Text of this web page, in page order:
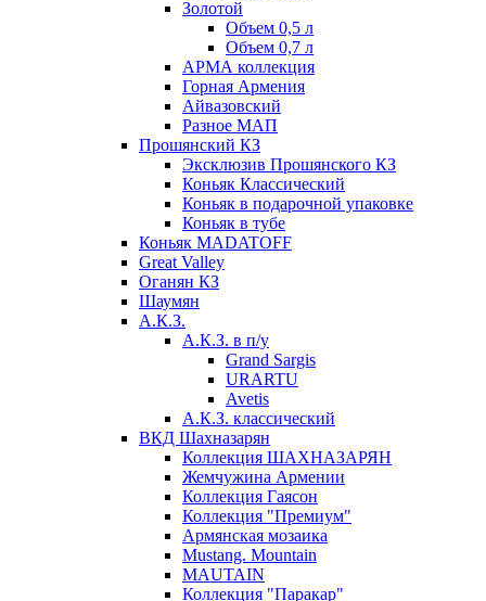
Золотой
Объем 0,5 л
Объем 0,7 л
АРМА коллекция
Горная Армения
Айвазовский
Разное МАП
Прошянский КЗ
Эксклюзив Прошянского КЗ
Коньяк Классический
Коньяк в подарочной упаковке
Коньяк в тубе
Коньяк MADATOFF
Great Valley
Оганян КЗ
Шаумян
А.К.З.
А.К.З. в п/у
Grand Sargis
URARTU
Avetis
А.К.З. классический
ВКД Шахназарян
Коллекция ШАХНАЗАРЯН
Жемчужина Армении
Коллекция Гаясон
Коллекция "Премиум"
Армянская мозаика
Mustang. Mountain
MAUTAIN
Коллекция "Паракар"